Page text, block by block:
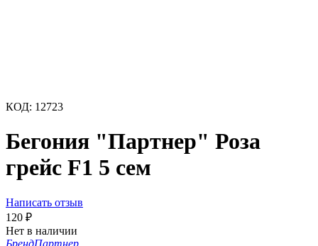
КОД: 12723
Бегония "Партнер" Роза
грейс F1 5 сем
Написать отзыв
120 ₽
Нет в наличии
БрендПартнер